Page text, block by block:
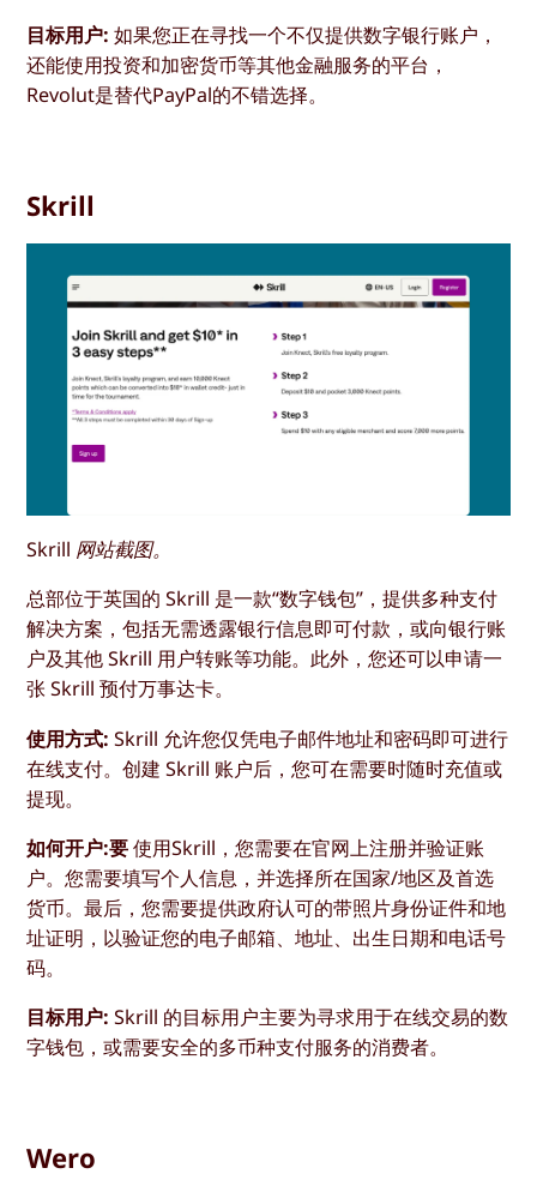
目标用户: 如果您正在寻找一个不仅提供数字银行账户，
还能使用投资和加密货币等其他金融服务的平台，
Revolut是替代PayPal的不错选择。
Skrill
Skrill 网站截图。
总部位于英国的 Skrill 是一款“数字钱包”，提供多种支付
解决方案，包括无需透露银行信息即可付款，或向银行账
户及其他 Skrill 用户转账等功能。此外，您还可以申请一
张 Skrill 预付万事达卡。
使用方式: Skrill 允许您仅凭电子邮件地址和密码即可进行
在线支付。创建 Skrill 账户后，您可在需要时随时充值或
提现。
如何开户:要使用Skrill，您需要在官网上注册并验证账
户。您需要填写个人信息，并选择所在国家/地区及首选
货币。最后，您需要提供政府认可的带照片身份证件和地
址证明，以验证您的电子邮箱、地址、出生日期和电话号
码。
目标用户: Skrill 的目标用户主要为寻求用于在线交易的数
字钱包，或需要安全的多币种支付服务的消费者。
Wero